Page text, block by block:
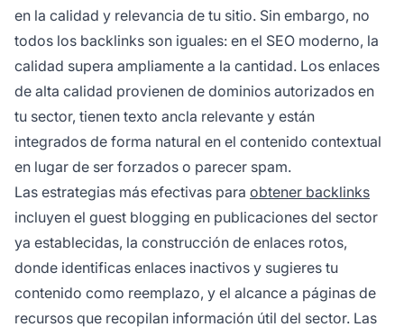
en la calidad y relevancia de tu sitio. Sin embargo, no
todos los backlinks son iguales: en el SEO moderno, la
calidad supera ampliamente a la cantidad. Los enlaces
de alta calidad provienen de dominios autorizados en
tu sector, tienen texto ancla relevante y están
integrados de forma natural en el contenido contextual
en lugar de ser forzados o parecer spam.
Las estrategias más efectivas para obtener backlinks
incluyen el guest blogging en publicaciones del sector
ya establecidas, la construcción de enlaces rotos,
donde identificas enlaces inactivos y sugieres tu
contenido como reemplazo, y el alcance a páginas de
recursos que recopilan información útil del sector. Las